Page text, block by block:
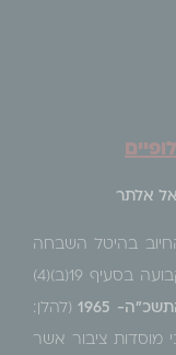
אלתר
בהיטל השבחה
החל על מקרקעין, ועל הוראת הפטור הקבועה בסעיף 19(ב)(4)
1965 (להלן:
מוסדות ציבור אשר